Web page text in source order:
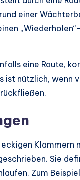
einer
eine Raute,
ist nützlich,
Klammern
Sie
Zum